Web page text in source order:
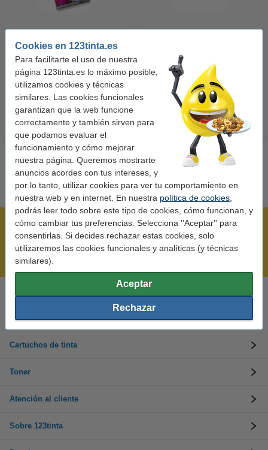
Cookies en 123tinta.es
Para facilitarte el uso de nuestra
página 123tinta.es lo máximo posible,
utilizamos cookies y técnicas
similares. Las cookies funcionales
garantizan que la web funcione
correctamente y también sirven para
que podamos evaluar el
funcionamiento y cómo mejorar
nuestra página. Queremos mostrarte
anuncios acordes con tus intereses, y
por lo tanto, utilizar cookies para ver tu comportamiento en
nuestra web y en internet. En nuestra política de cookies
podrás leer todo sobre este tipo de cookies, cómo funcionan, y
cómo cambiar tus preferencias. Selecciona ''Aceptar'' para
consentirlas. Si decides rechazar estas cookies, solo
utilizaremos las cookies funcionales y analíticas (y técnicas
similares).
Aceptar
Rechazar
123tinta Papel fotográfico
10,50 € Incl. 21% IVA
Power AA - LR06 - MN1500 - 24
unidades
14,50 € Incl. 21% IVA
Rápido y sencillo
Mejor Precio Garantizado
En días laborables de 09:00 a 20:00.
Cartuchos de tinta
Toner
Atención al cliente
Sobre 123tinta